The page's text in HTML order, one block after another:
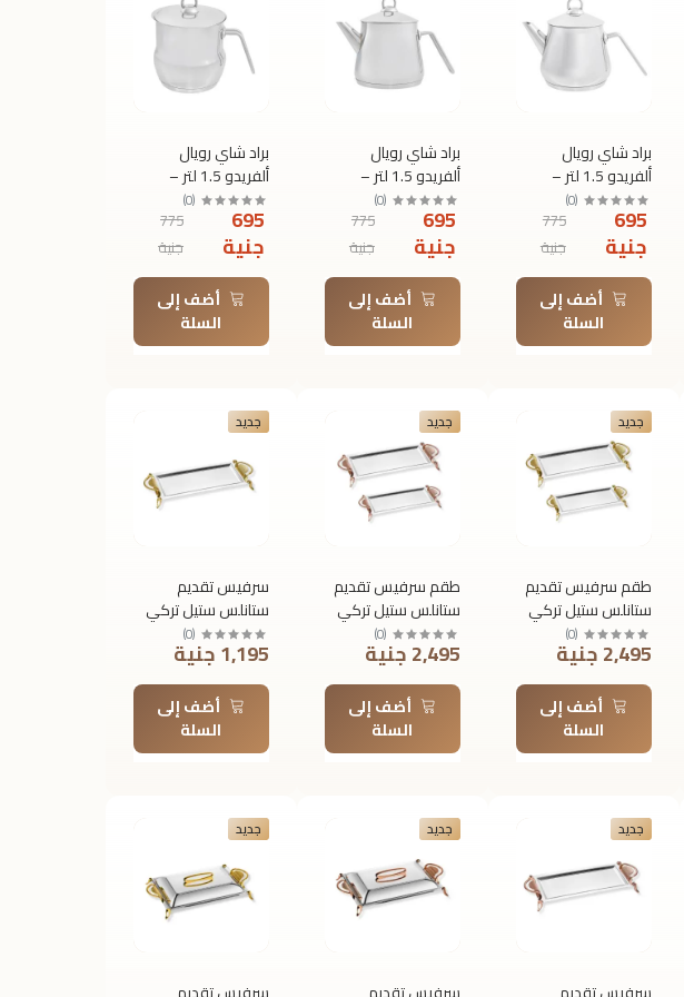
براد شاي رويال
ألفريدو 1.5 لتر –
ستانلس ستيل فضي
(
0
)
775
جنية
695
جنية
أضف إلى
السلة
براد شاي رويال
ألفريدو 1.5 لتر –
ستانلس ستيل فضي
(
0
)
775
جنية
695
جنية
أضف إلى
السلة
براد شاي رويال
ألفريدو 1.5 لتر –
ستانلس ستيل فضي
(
0
)
775
جنية
695
جنية
أضف إلى
السلة
جديد
طقم سرفيس تقديم
ستانلس ستيل تركي
رويال ألفريدو سادة –
2 قطعة – مقبض
مزدوج – ذهبي |
T175+176
(
0
)
2,495 جنية
أضف إلى
السلة
جديد
طقم سرفيس تقديم
ستانلس ستيل تركي
رويال ألفريدو سادة –
2 قطعة – مقبض
مزدوج – روز جولد |
T173+174
(
0
)
2,495 جنية
أضف إلى
السلة
جديد
سرفيس تقديم
ستانلس ستيل تركي
رويال ألفريدو سادة –
مقبض مزدوج –
مقاس صغير – ذهبي
(
0
)
1,195 جنية
أضف إلى
السلة
جديد جديد جديد